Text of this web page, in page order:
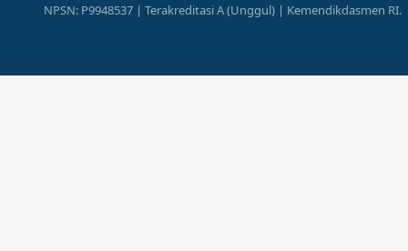
NPSN: P9948537 | Terakreditasi A (Unggul) | Kemendikdasmen RI.